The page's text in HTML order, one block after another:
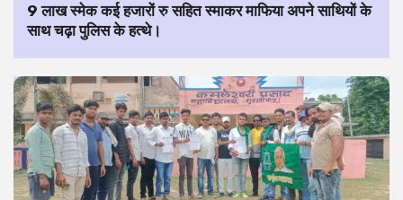
9 लाख स्मेक कई हजारों रु सहित स्माकर माफिया अपने साथियों के
साथ चढ़ा पुलिस के हत्थे।